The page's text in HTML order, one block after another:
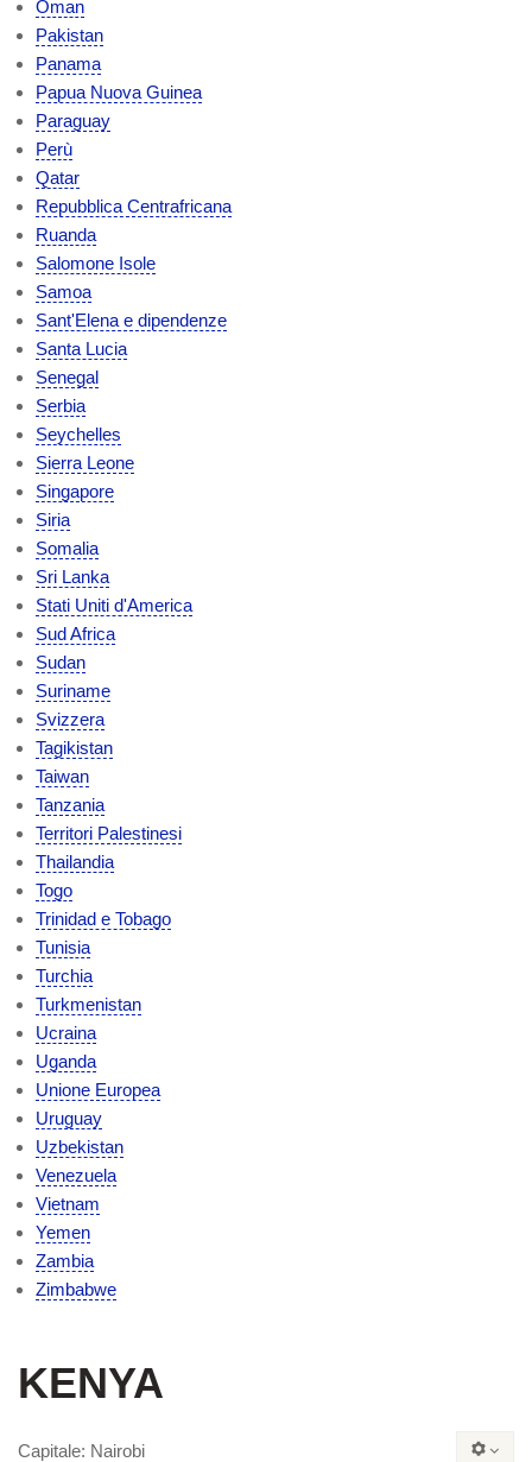
Oman
Pakistan
Panama
Papua Nuova Guinea
Paraguay
Perù
Qatar
Repubblica Centrafricana
Ruanda
Salomone Isole
Samoa
Sant'Elena e dipendenze
Santa Lucia
Senegal
Serbia
Seychelles
Sierra Leone
Singapore
Siria
Somalia
Sri Lanka
Stati Uniti d'America
Sud Africa
Sudan
Suriname
Svizzera
Tagikistan
Taiwan
Tanzania
Territori Palestinesi
Thailandia
Togo
Trinidad e Tobago
Tunisia
Turchia
Turkmenistan
Ucraina
Uganda
Unione Europea
Uruguay
Uzbekistan
Venezuela
Vietnam
Yemen
Zambia
Zimbabwe
KENYA
Capitale: Nairobi